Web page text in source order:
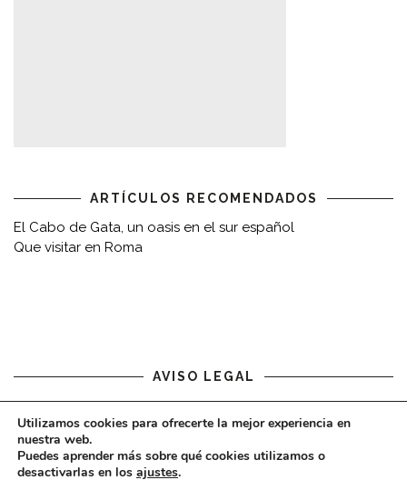
ARTÍCULOS RECOMENDADOS
El Cabo de Gata, un oasis en el sur español
Que visitar en Roma
AVISO LEGAL
Aviso legal
Utilizamos cookies para ofrecerte la mejor experiencia en
nuestra web.
Puedes aprender más sobre qué cookies utilizamos o
desactivarlas en los ajustes.